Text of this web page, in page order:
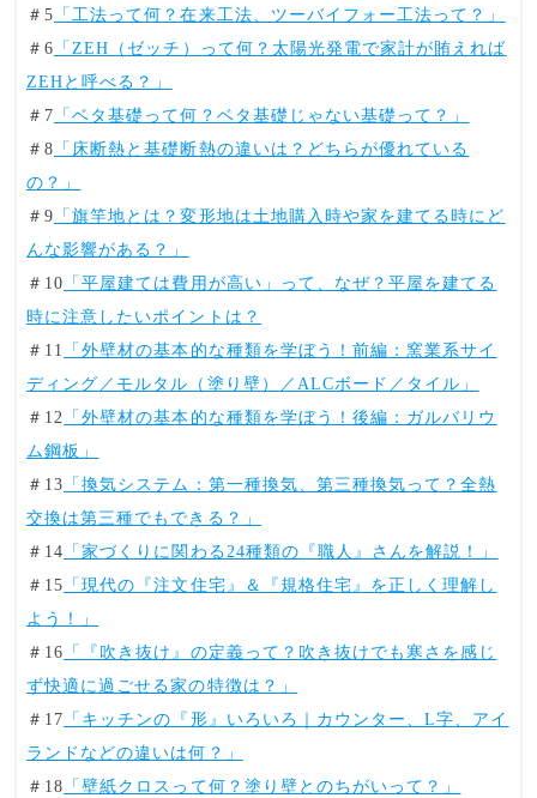
＃5 「工法って何？在来工法、ツーバイフォー工法って？」
＃6 「ZEH（ゼッチ）って何？太陽光発電で家計が賄えれば
ZEHと呼べる？」
＃7 「ベタ基礎って何？ベタ基礎じゃない基礎って？」
＃8 「床断熱と基礎断熱の違いは？どちらが優れている
の？」
＃9 「旗竿地とは？変形地は土地購入時や家を建てる時にど
んな影響がある？」
＃10 「平屋建ては費用が高い」って、なぜ？平屋を建てる
時に注意したいポイントは？
＃11
「外壁材の基本的な種類を学ぼう！前編：窯業系サイ
ディング／モルタル（塗り壁）／ALCボード／タイル」
＃12 「外壁材の基本的な種類を学ぼう！後編：ガルバリウ
ム鋼板」
＃13 「換気システム：第一種換気、第三種換気って？全熱
交換は第三種でもできる？」
＃14 「家づくりに関わる24種類の『職人』さんを解説！」
＃15 「現代の『注文住宅』＆『規格住宅』を正しく理解し
よう！」
＃16 「『吹き抜け』の定義って？吹き抜けでも寒さを感じ
ず快適に過ごせる家の特徴は？」
＃17 「キッチンの『形』いろいろ｜カウンター、L字、アイ
ランドなどの違いは何？」
＃18 「壁紙クロスって何？塗り壁とのちがいって？」